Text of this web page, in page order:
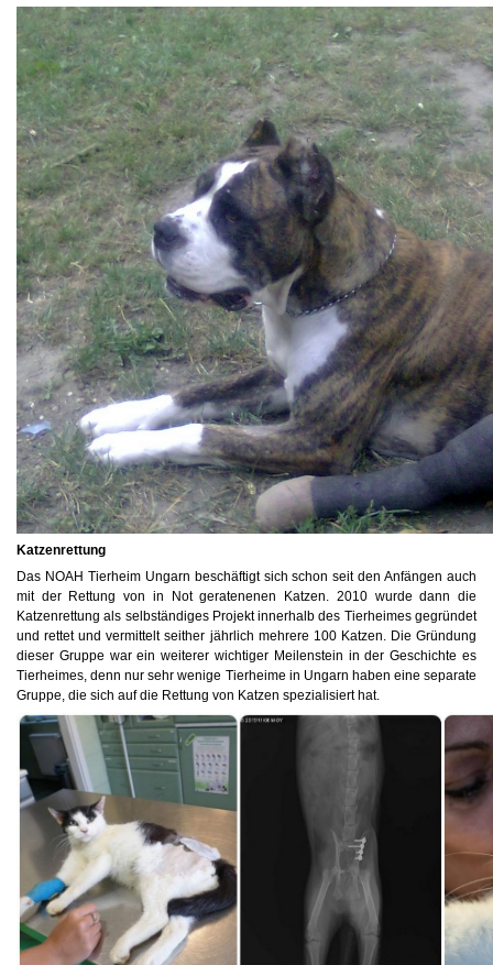
Katzenrettung
Das NOAH Tierheim Ungarn beschäftigt sich schon seit den Anfängen auch
mit der Rettung von in Not geratenenen Katzen. 2010 wurde dann die
Katzenrettung als selbständiges Projekt innerhalb des Tierheimes gegründet
und rettet und vermittelt seither jährlich mehrere 100 Katzen. Die Gründung
dieser Gruppe war ein weiterer wichtiger Meilenstein in der Geschichte es
Tierheimes, denn nur sehr wenige Tierheime in Ungarn haben eine separate
Gruppe, die sich auf die Rettung von Katzen spezialisiert hat.